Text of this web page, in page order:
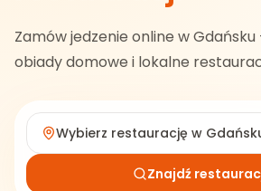
Zamów jedzenie online w Gdańsku
obiady domowe i lokalne
Wybierz restaurację w
Znajdź